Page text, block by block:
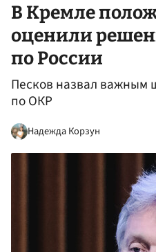
В Кремле
оценили
по России
Песков назвал
по ОКР
Надежда Корзун